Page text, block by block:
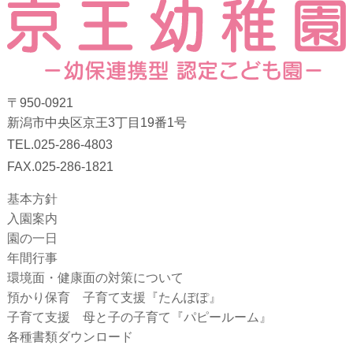
〒950-0921
新潟市中央区京王3丁目19番1号
TEL.025-286-4803
FAX.025-286-1821
基本方針
入園案内
園の一日
年間行事
環境面・健康面の対策について
預かり保育 子育て支援『たんぽぽ』
子育て支援 母と子の子育て『パピールーム』
各種書類ダウンロード